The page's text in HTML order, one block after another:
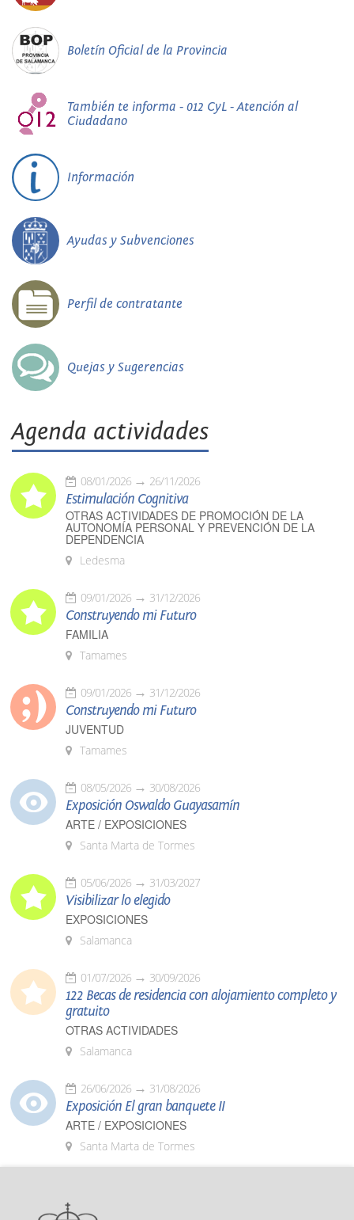
Boletín Oficial de la Provincia
También te informa - 012 CyL - Atención al
Ciudadano
Información
Ayudas y Subvenciones
Perfil de contratante
Quejas y Sugerencias
Agenda actividades
08/01/2026 26/11/2026
Estimulación Cognitiva
OTRAS ACTIVIDADES DE PROMOCIÓN DE LA
AUTONOMÍA PERSONAL Y PREVENCIÓN DE LA
DEPENDENCIA
Ledesma
09/01/2026 31/12/2026
Construyendo mi Futuro
FAMILIA
Tamames
09/01/2026 31/12/2026
Construyendo mi Futuro
JUVENTUD
Tamames
08/05/2026 30/08/2026
Exposición Oswaldo Guayasamín
ARTE / EXPOSICIONES
Santa Marta de Tormes
05/06/2026 31/03/2027
Visibilizar lo elegido
EXPOSICIONES
Salamanca
01/07/2026 30/09/2026
122 Becas de residencia con alojamiento completo y
gratuito
OTRAS ACTIVIDADES
Salamanca
26/06/2026 31/08/2026
Exposición El gran banquete II
ARTE / EXPOSICIONES
Santa Marta de Tormes